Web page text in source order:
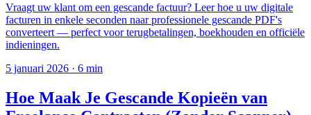
Vraagt uw klant om een gescande factuur? Leer hoe u uw digitale
facturen in enkele seconden naar professionele gescande PDF's
converteert — perfect voor terugbetalingen, boekhouden en officiële
indieningen.
5 januari 2026 · 6 min
Hoe Maak Je Gescande Kopieën van